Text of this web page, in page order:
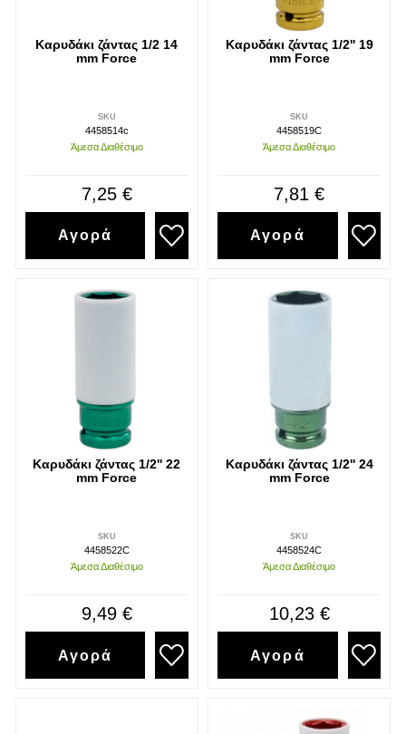
Καρυδάκι ζάντας 1/2 14
mm Force
SKU
4458514c
Άμεσα Διαθέσιμο
7,25 €
Αγορά
Καρυδάκι ζάντας 1/2'' 19
mm Force
SKU
4458519C
Άμεσα Διαθέσιμο
7,81 €
Αγορά
Καρυδάκι ζάντας 1/2'' 22
mm Force
SKU
4458522C
Άμεσα Διαθέσιμο
9,49 €
Αγορά
Καρυδάκι ζάντας 1/2'' 24
mm Force
SKU
4458524C
Άμεσα Διαθέσιμο
10,23 €
Αγορά